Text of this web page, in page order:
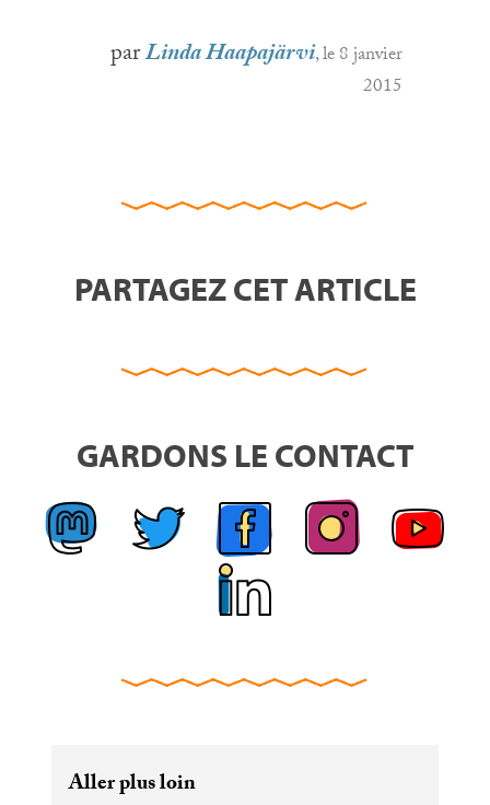
parLinda Haapajärvi, le 8 janvier
2015
PARTAGEZ CET ARTICLE
GARDONS LE CONTACT
Aller plus loin